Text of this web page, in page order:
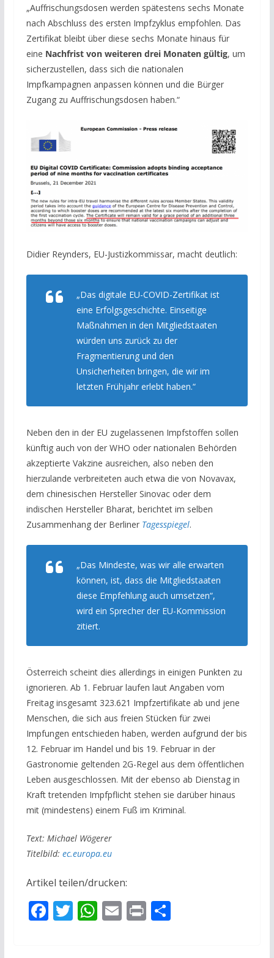
„Auffrischungsdosen werden spätestens sechs Monate
nach Abschluss des ersten Impfzyklus empfohlen. Das
Zertifikat bleibt über diese sechs Monate hinaus für
eine Nachfrist von weiteren drei Monaten gültig, um
sicherzustellen, dass sich die nationalen
Impfkampagnen anpassen können und die Bürger
Zugang zu Auffrischungsdosen haben.“
Didier Reynders, EU-Justizkommissar, macht deutlich:
„Das digitale EU-COVID-Zertifikat ist
eine Erfolgsgeschichte. Einseitige
Maßnahmen in den Mitgliedstaaten
würden uns zurück zu der
Fragmentierung und den
Unsicherheiten bringen, die wir im
letzten Frühjahr erlebt haben.“
Neben den in der EU zugelassenen Impfstoffen sollen
künftig auch von der WHO oder nationalen Behörden
akzeptierte Vakzine ausreichen, also neben den
hierzulande verbreiteten auch etwa die von Novavax,
dem chinesischen Hersteller Sinovac oder dem
indischen Hersteller Bharat, berichtet im selben
Zusammenhang der Berliner Tagesspiegel.
„Das Mindeste, was wir alle erwarten
können, ist, dass die Mitgliedstaaten
diese Empfehlung auch umsetzen“,
wird ein Sprecher der EU-Kommission
zitiert.
Österreich scheint dies allerdings in einigen Punkten zu
ignorieren. Ab 1. Februar laufen laut Angaben vom
Freitag insgesamt 323.621 Impfzertifikate ab und jene
Menschen, die sich aus freien Stücken für zwei
Impfungen entschieden haben, werden aufgrund der bis
12. Februar im Handel und bis 19. Februar in der
Gastronomie geltenden 2G-Regel aus dem öffentlichen
Leben ausgeschlossen. Mit der ebenso ab Dienstag in
Kraft tretenden Impfpflicht stehen sie darüber hinaus
mit (mindestens) einem Fuß im Kriminal.
Text: Michael Wögerer
Titelbild: ec.europa.eu
Artikel teilen/drucken:
F T W E PrT